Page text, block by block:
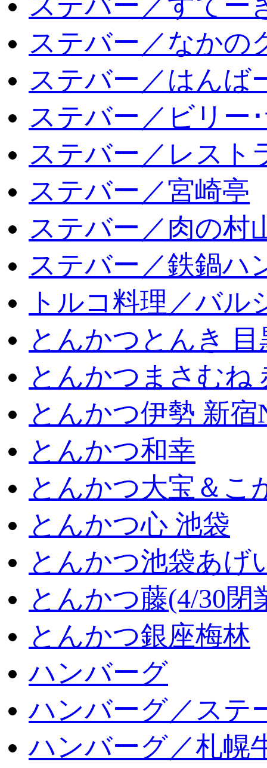
ステバー／なかの
ステバー／はんば
ステバー／ビリー
ステバー／レスト
ステバー／宮崎亭
ステバー／肉の村
ステバー／鉄鍋ハ
トルコ料理／バル
とんかつとんき
とんかつまさむね
とんかつ伊勢 新宿
とんかつ和幸
とんかつ大宝＆こ
とんかつ心 池袋
とんかつ池袋あげ
とんかつ藤(4/30閉
とんかつ銀座梅林
ハンバーグ
ハンバーグ／ステ
ハンバーグ／札幌